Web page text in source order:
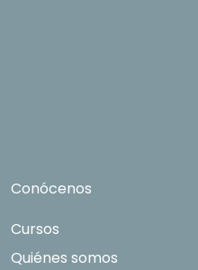
Conócenos
Cursos
Quiénes somos